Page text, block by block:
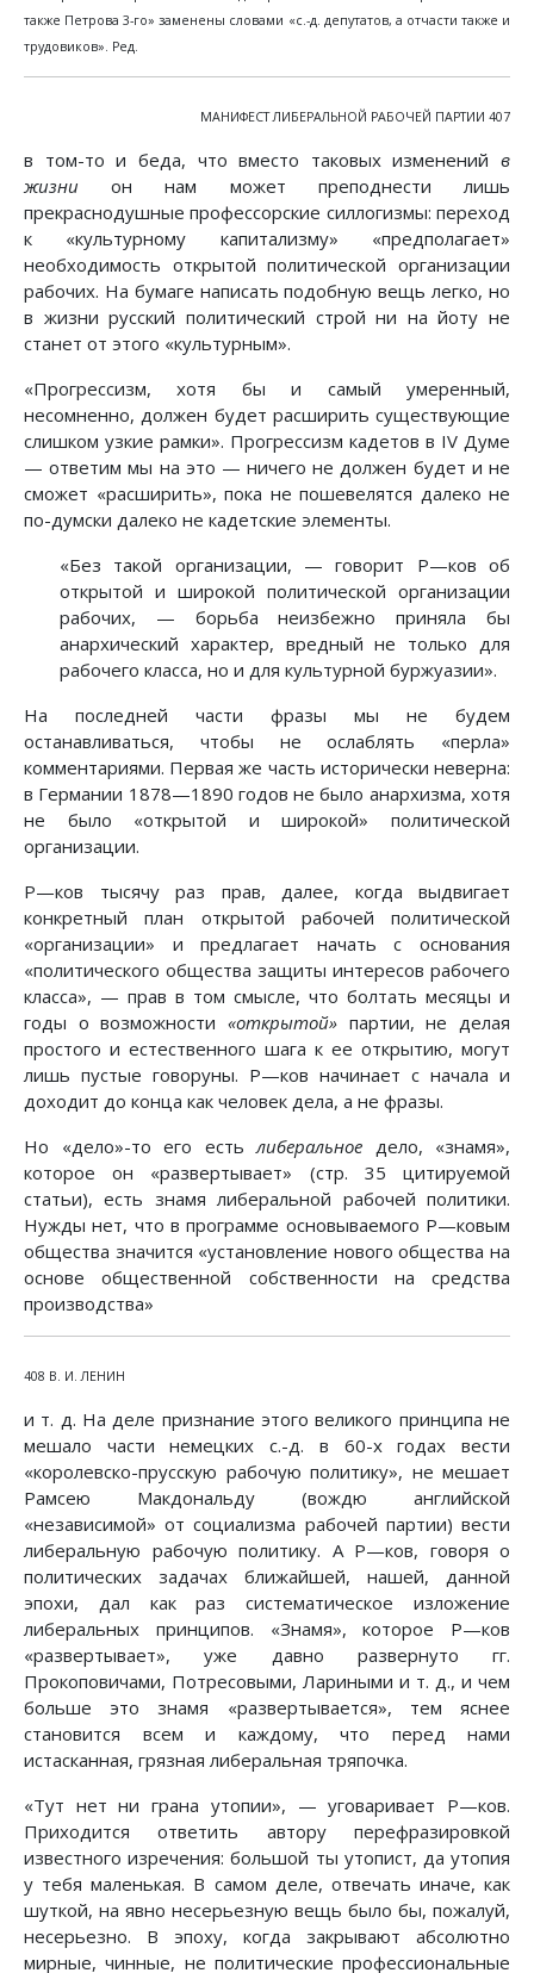
также Петрова 3-го» заменены словами «с.-д. депутатов, а отчасти также и
трудовиков». Ред.
МАНИФЕСТ ЛИБЕРАЛЬНОЙ РАБОЧЕЙ ПАРТИИ 407
в том-то и беда, что вместо таковых изменений в
жизни он нам может преподнести лишь
прекраснодушные профессорские силлогизмы: переход
к «культурному капитализму» «предполагает»
необходимость открытой политической организации
рабочих. На бумаге написать подобную вещь легко, но
в жизни русский политический строй ни на йоту не
станет от этого «культурным».
«Прогрессизм, хотя бы и самый умеренный,
несомненно, должен будет расширить существующие
слишком узкие рамки». Прогрессизм кадетов в IV Думе
— ответим мы на это — ничего не должен будет и не
сможет «расширить», пока не пошевелятся далеко не
по-думски далеко не кадетские элементы.
«Без такой организации, — говорит Ρ—ков об
открытой и широкой политической организации
рабочих, — борьба неизбежно приняла бы
анархический характер, вредный не только для
рабочего класса, но и для культурной буржуазии».
На последней части фразы мы не будем
останавливаться, чтобы не ослаблять «перла»
комментариями. Первая же часть исторически неверна:
в Германии 1878—1890 годов не было анархизма, хотя
не было «открытой и широкой» политической
организации.
Ρ—ков тысячу раз прав, далее, когда выдвигает
конкретный план открытой рабочей политической
«организации» и предлагает начать с основания
«политического общества защиты интересов рабочего
класса», — прав в том смысле, что болтать месяцы и
годы о возможности «открытой» партии, не делая
простого и естественного шага к ее открытию, могут
лишь пустые говоруны. Ρ—ков начинает с начала и
доходит до конца как человек дела, а не фразы.
Но «дело»-то его естьлиберальное дело, «знамя»,
которое он «развертывает» (стр. 35 цитируемой
статьи), есть знамя либеральной рабочей политики.
Нужды нет, что в программе основываемого Ρ—ковым
общества значится «установление нового общества на
основе общественной собственности на средства
производства»
408 В. И. ЛЕНИН
и т. д. На деле признание этого великого принципа не
мешало части немецких с.-д. в 60-х годах вести
«королевско-прусскую рабочую политику», не мешает
Рамсею Макдональду (вождю английской
«независимой» от социализма рабочей партии) вести
либеральную рабочую политику. А Р—ков, говоря о
политических задачах ближайшей, нашей, данной
эпохи, дал как раз систематическое изложение
либеральных принципов. «Знамя», которое Ρ—ков
«развертывает», уже давно развернуто гг.
Прокоповичами, Потресовыми, Лариными и т. д., и чем
больше это знамя «развертывается», тем яснее
становится всем и каждому, что перед нами
истасканная, грязная либеральная тряпочка.
«Тут нет ни грана утопии», — уговаривает Ρ—ков.
Приходится ответить автору перефразировкой
известного изречения: большой ты утопист, да утопия
у тебя маленькая. В самом деле, отвечать иначе, как
шуткой, на явно несерьезную вещь было бы, пожалуй,
несерьезно. В эпоху, когда закрывают абсолютно
мирные, чинные, не политические профессиональные